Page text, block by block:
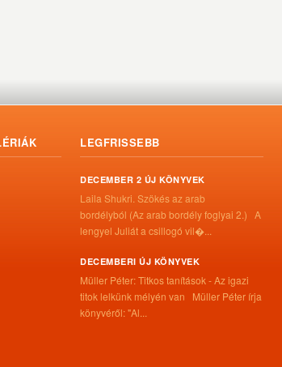
LEGFRISSEBB
DECEMBER 2 ÚJ KÖNYVEK
Laila Shukri. Szökés ​az arab
bordélyból (Az arab bordély foglyai 2.) A
lengyel Juliát a csillogó vil�...
DECEMBERI ÚJ KÖNYVEK
Müller Péter: Titkos tanítások - Az igazi
titok lelkünk mélyén van Müller Péter írja
könyvéről: "Al...